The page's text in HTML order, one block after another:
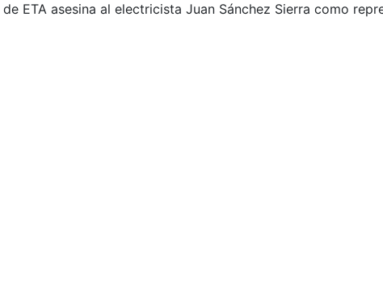
de ETA asesina al electricista Juan Sánchez Sierra como